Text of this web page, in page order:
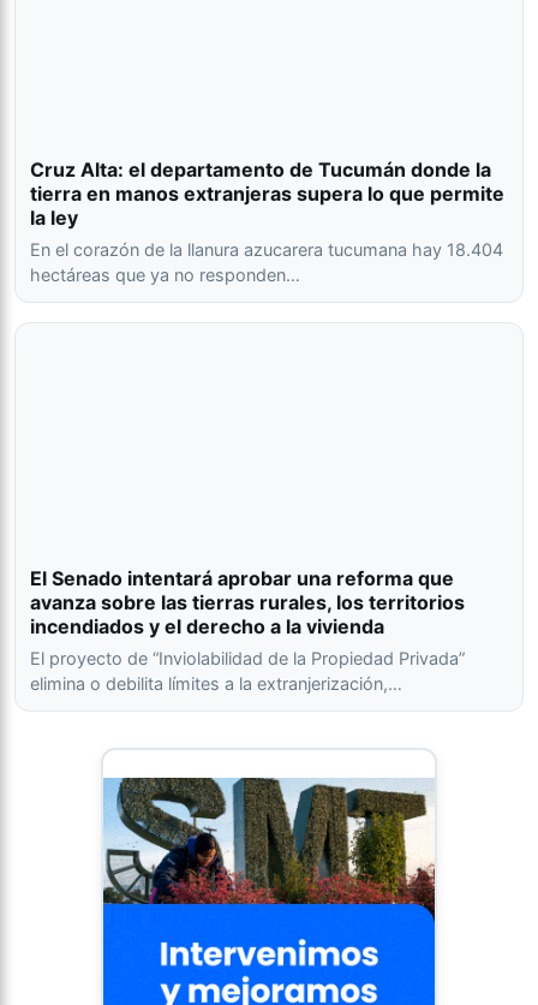
Cruz Alta: el departamento de Tucumán donde la
tierra en manos extranjeras supera lo que permite
la ley
En el corazón de la llanura azucarera tucumana hay 18.404
hectáreas que ya no responden…
El Senado intentará aprobar una reforma que
avanza sobre las tierras rurales, los territorios
incendiados y el derecho a la vivienda
El proyecto de “Inviolabilidad de la Propiedad Privada”
elimina o debilita límites a la extranjerización,…